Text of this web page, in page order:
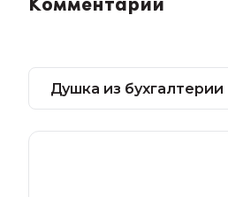
Комментарии